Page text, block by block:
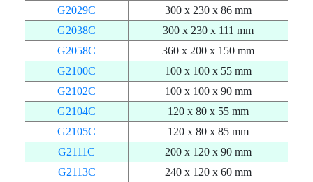
G2029C
300 x 230 x 86 mm
G2038C
300 x 230 x 111 mm
G2058C
360 x 200 x 150 mm
G2100C
100 x 100 x 55 mm
G2102C
100 x 100 x 90 mm
G2104C
120 x 80 x 55 mm
G2105C
120 x 80 x 85 mm
G2111C
200 x 120 x 90 mm
G2113C
240 x 120 x 60 mm